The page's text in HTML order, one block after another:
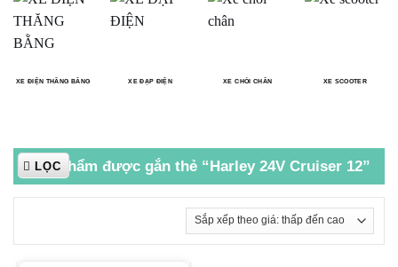
XE ĐIỆN THĂNG BẰNG XE ĐẠP ĐIỆN XE CHÒI CHÂN XE SCOOTER
Sản phẩm được gắn thẻ “Harley 24V Cruiser 12”
LỌC